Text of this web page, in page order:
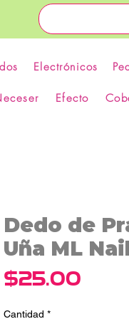
Electrónicos
Efecto
Dedo de
Uña ML
$25.00
Cantidad *